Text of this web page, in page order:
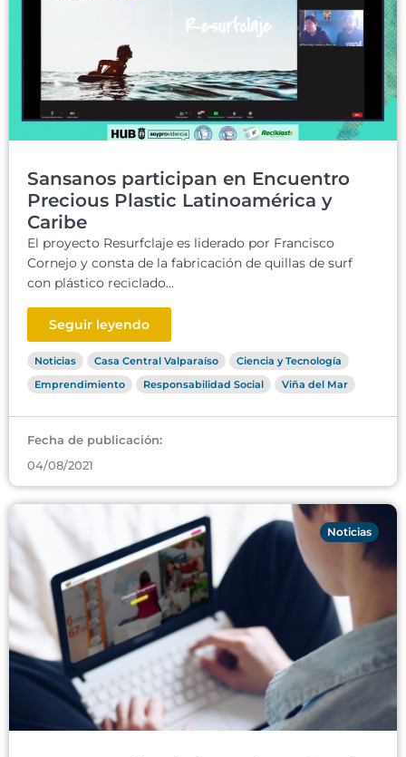
Sansanos participan en Encuentro
Precious Plastic Latinoamérica y
Caribe
El proyecto Resurfclaje es liderado por Francisco
Cornejo y consta de la fabricación de quillas de surf
con plástico reciclado...
Seguir leyendo
Noticias Casa Central Valparaíso
Ciencia y Tecnología
Emprendimiento
Responsabilidad Social Viña del Mar
Fecha de publicación:
04/08/2021
Noticias